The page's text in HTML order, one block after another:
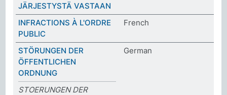
JÄRJESTYSTÄ VASTAAN
INFRACTIONS À L'ORDRE
PUBLIC
French
STÖRUNGEN DER
ÖFFENTLICHEN
ORDNUNG
German
STOERUNGEN DER